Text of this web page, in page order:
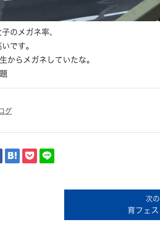
のメガネ率、
です。
からメガネしていたな。
グ
育フェ